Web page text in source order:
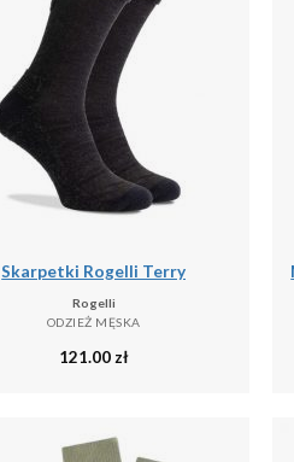
Skarpetki Rogelli Terry
Rogelli
ODZIEŻ MĘSKA
121.00 zł